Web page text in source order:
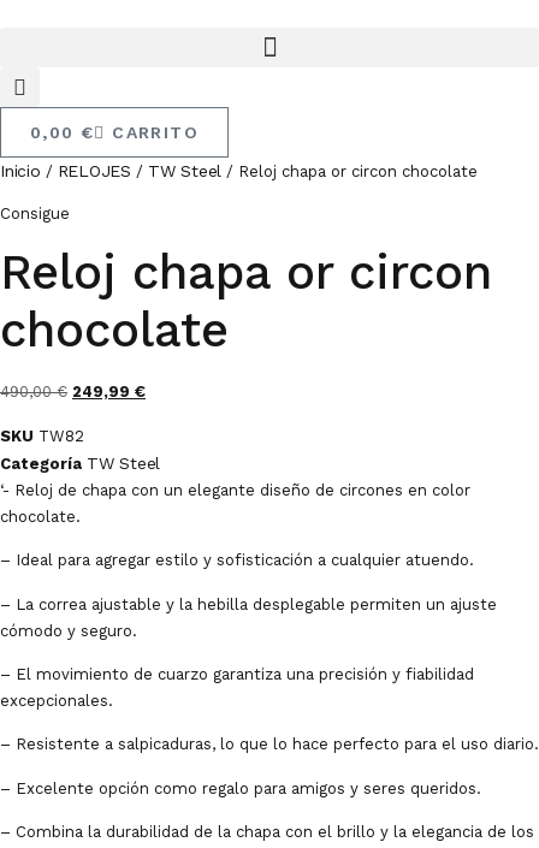
0,00 €
CARRITO
Inicio / RELOJES / TW Steel / Reloj chapa or circon chocolate
Consigue
Reloj chapa or circon
chocolate
490,00€ El
original
era:
490,00 €.
249,99 €El
es:
249,99 €.
SKU TW82
Categoría TW Steel
‘- Reloj de chapa con un elegante diseño de circones en color
chocolate.
– Ideal para agregar estilo y sofisticación a cualquier atuendo.
– La correa ajustable y la hebilla desplegable permiten un ajuste
cómodo y seguro.
– El movimiento de cuarzo garantiza una precisión y fiabilidad
excepcionales.
– Resistente a salpicaduras, lo que lo hace perfecto para el uso diario.
– Excelente opción como regalo para amigos y seres queridos.
– Combina la durabilidad de la chapa con el brillo y la elegancia de los